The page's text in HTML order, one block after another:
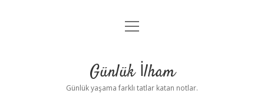
Anasayfa
Yasal Uyarı
menüyü
Günlük İlham
Günlük yaşama farklı tatlar katan notlar.